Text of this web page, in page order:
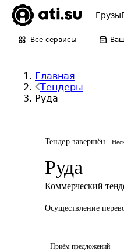
Грузы
Все сервисы
Главная
Тендеры
Руда
Тендер завершён
Руда
Коммерческий
Осуществление
Приём предложений